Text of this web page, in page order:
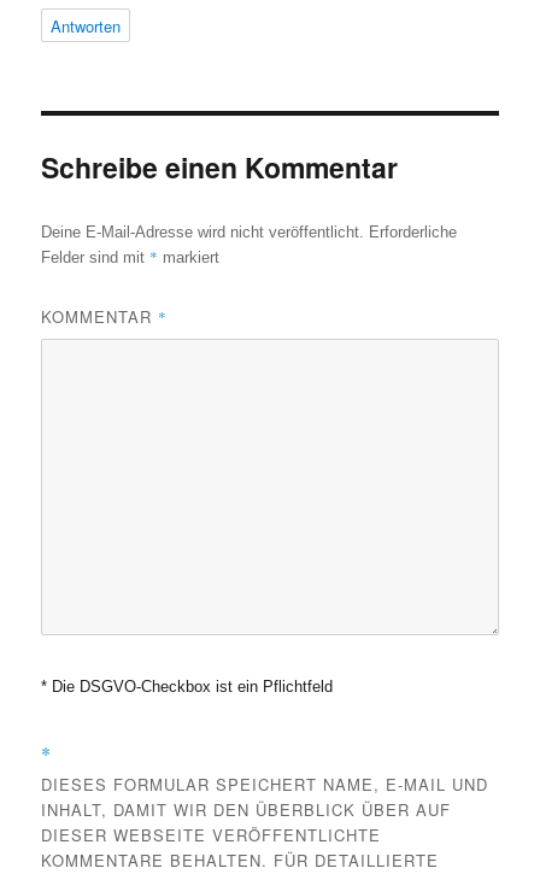
Antworten
Schreibe einen Kommentar
Deine E-Mail-Adresse wird nicht veröffentlicht. Erforderliche
Felder sind mit * markiert
KOMMENTAR *
* Die DSGVO-Checkbox ist ein Pflichtfeld
*
DIESES FORMULAR SPEICHERT NAME, E-MAIL UND
INHALT, DAMIT WIR DEN ÜBERBLICK ÜBER AUF
DIESER WEBSEITE VERÖFFENTLICHTE
KOMMENTARE BEHALTEN. FÜR DETAILLIERTE